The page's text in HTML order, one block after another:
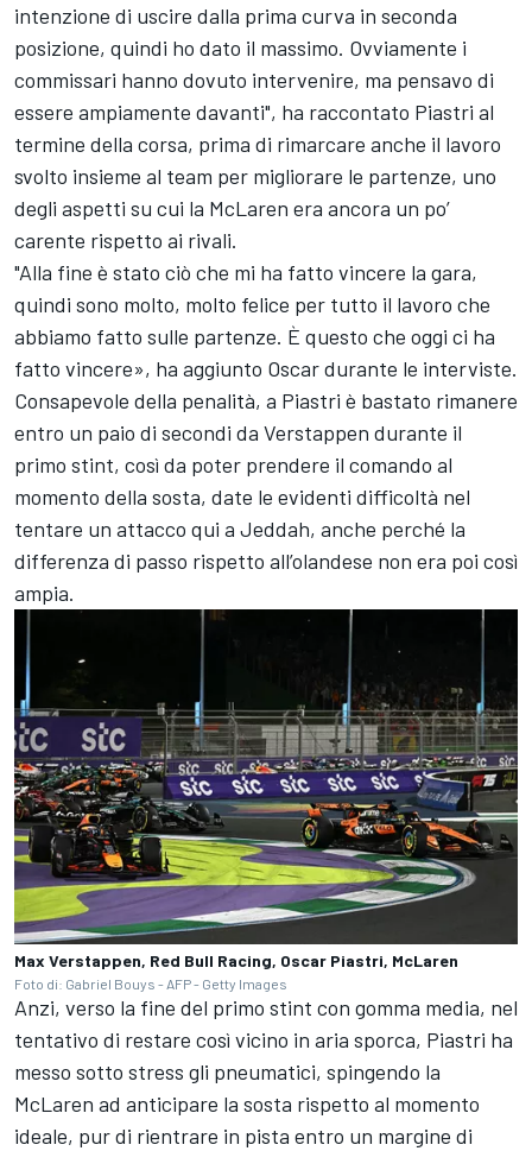
intenzione di uscire dalla prima curva in seconda
posizione, quindi ho dato il massimo. Ovviamente i
commissari hanno dovuto intervenire, ma pensavo di
essere ampiamente davanti", ha raccontato Piastri al
termine della corsa, prima di rimarcare anche il lavoro
svolto insieme al team per migliorare le partenze, uno
degli aspetti su cui la McLaren era ancora un po’
carente rispetto ai rivali.
"Alla fine è stato ciò che mi ha fatto vincere la gara,
quindi sono molto, molto felice per tutto il lavoro che
abbiamo fatto sulle partenze. È questo che oggi ci ha
fatto vincere», ha aggiunto Oscar durante le interviste.
Consapevole della penalità, a Piastri è bastato rimanere
entro un paio di secondi da Verstappen durante il
primo stint, così da poter prendere il comando al
momento della sosta, date le evidenti difficoltà nel
tentare un attacco qui a Jeddah, anche perché la
differenza di passo rispetto all’olandese non era poi così
ampia.
Max Verstappen, Red Bull Racing, Oscar Piastri, McLaren
Foto di: Gabriel Bouys - AFP - Getty Images
Anzi, verso la fine del primo stint con gomma media, nel
tentativo di restare così vicino in aria sporca, Piastri ha
messo sotto stress gli pneumatici, spingendo la
McLaren ad anticipare la sosta rispetto al momento
ideale, pur di rientrare in pista entro un margine di